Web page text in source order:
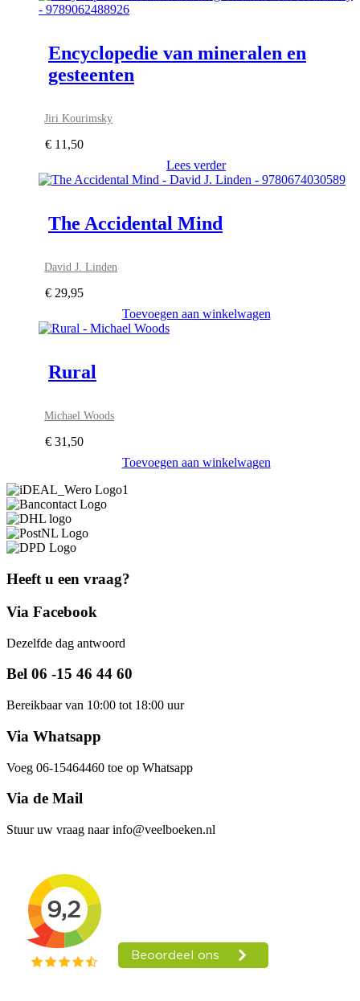
Encyclopedie van mineralen en
gesteenten
Jiri Kourimsky
€ 11,50
Lees verder
The Accidental Mind
David J. Linden
€ 29,95
Toevoegen aan winkelwagen
Rural
Michael Woods
€ 31,50
Toevoegen aan winkelwagen
Heeft u een vraag?
Via Facebook
Dezelfde dag antwoord
Bel 06 -15 46 44 60
Bereikbaar van 10:00 tot 18:00 uur
Via Whatsapp
Voeg 06-15464460 toe op Whatsapp
Via de Mail
Stuur uw vraag naar info@veelboeken.nl